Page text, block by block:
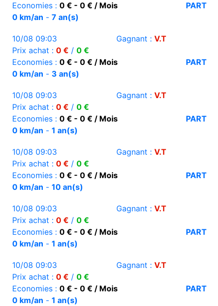
Economies : 0 € - 0 € / Mois
PART
0 km/an - 7 an(s)
10/08 09:03 Gagnant : V.T
Prix achat : 0 € / 0 €
Economies : 0 € - 0 € / Mois
PART
0 km/an - 3 an(s)
10/08 09:03 Gagnant : V.T
Prix achat : 0 € / 0 €
Economies : 0 € - 0 € / Mois
PART
0 km/an - 1 an(s)
10/08 09:03 Gagnant : V.T
Prix achat : 0 € / 0 €
Economies : 0 € - 0 € / Mois
PART
0 km/an - 10 an(s)
10/08 09:03 Gagnant : V.T
Prix achat : 0 € / 0 €
Economies : 0 € - 0 € / Mois
PART
0 km/an - 1 an(s)
10/08 09:03 Gagnant : V.T
Prix achat : 0 € / 0 €
Economies : 0 € - 0 € / Mois
PART
0 km/an - 1 an(s)